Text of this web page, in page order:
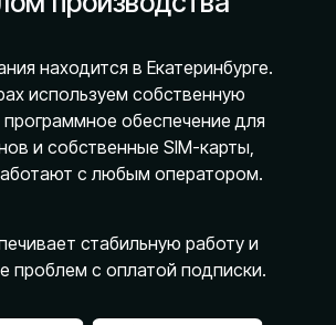
находится в Екатеринбурге.
используем собственную
обеспечение для
и собственные SIM-карты,
с любым оператором.
стабильную работу и
проблем с оплатой подписки.